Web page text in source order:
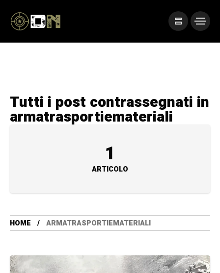
Tutti i post contrassegnati in
armatrasportiemateriali
1
ARTICOLO
HOME ARMATRASPORTIEMATERIALI